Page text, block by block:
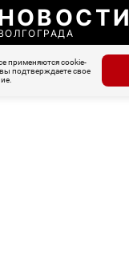
применяются cookie-
подтверждаете свое